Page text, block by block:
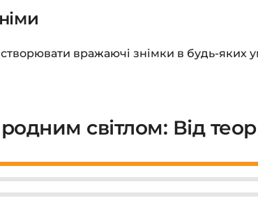
вражаючі знімки в будь-яких
світлом: Від